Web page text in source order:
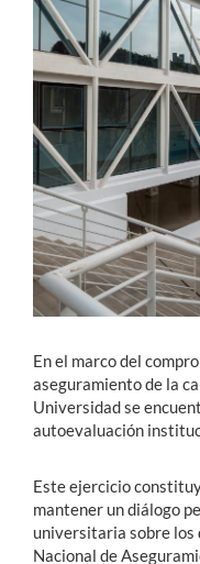
Funcionarios
Alumni
English
En el marco del
aseguramiento de la
Universidad se
autoevaluación
Este ejercicio
mantener un diálogo
universitaria sobre los
Nacional de